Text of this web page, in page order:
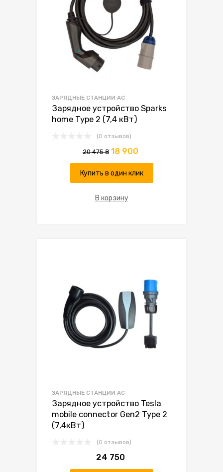
ЗАРЯДНЫЕ СТАНЦИИ AC
Зарядное устройство Sparks
home Type 2 (7,4 кВт)
(0 отзывов)
20 475₴ 18 900
Купить в один клик
В корзину
ЗАРЯДНЫЕ СТАНЦИИ AC
Зарядное устройство Tesla
mobile connector Gen2 Type 2
(7,4кВт)
(0 отзывов)
24 750